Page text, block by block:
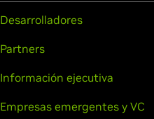
Desarrolladores
Partners
Información ejecutiva
Empresas emergentes y VC